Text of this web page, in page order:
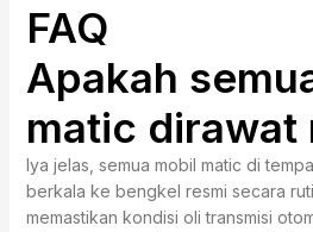
FAQ
Apakah
matic dirawat
Iya jelas, semua mobil matic di
berkala ke bengkel resmi secara
memastikan kondisi oli transmisi